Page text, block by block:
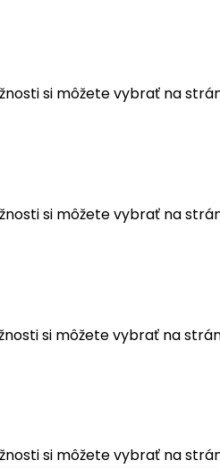
si môžete vybrať na
si môžete vybrať na
si môžete vybrať na
si môžete vybrať na